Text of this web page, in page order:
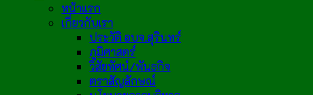
หน้าแรก
เกี่ยวกับเรา
ประวัติ อบจ.สุรินทร์
ภูมิศาสตร์
วิสัยทัศน์/พันธกิจ
ตราสัญลักษณ์